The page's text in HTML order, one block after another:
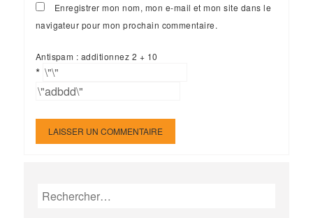
Enregistrer mon nom, mon e-mail et mon site dans le
navigateur pour mon prochain commentaire.
Antispam : additionnez 2 + 10
*
Rechercher :